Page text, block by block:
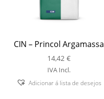
CIN – Princol Argamassa
14,42 €
IVA Incl.
Adicionar á lista de desejos